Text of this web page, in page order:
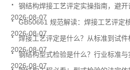
2026-08-07
钢结构焊接工艺评定实操指南，避
2026-08-07
GB50661 规范解读：焊接工艺评定
.
2026-08-07
焊接工艺评定是什么？从标准到试
.
2026-08-07
钢结构型式检验是什么？行业标准与
.
.